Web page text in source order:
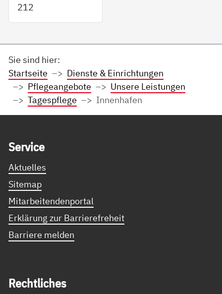
212
Sie sind hier:
Startseite
Dienste & Einrichtungen
Pflegeangebote
Unsere Leistungen
Tagespflege
Innenhafen
Ser­vice
Aktuelles
Sitemap
Mitarbeitendenportal
Erklärung zur Barrierefreheit
Barriere melden
Recht­li­ches